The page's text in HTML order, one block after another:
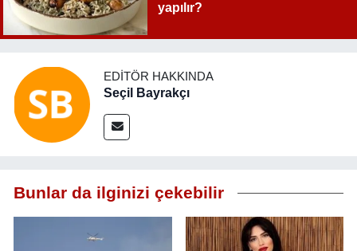
yapılır?
EDITÖR HAKKINDA
Seçil Bayrakçı
Bunlar da ilginizi çekebilir